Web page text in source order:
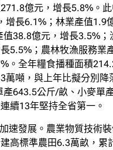
億元，增長5.8%。
增長6.1%；林業產值1.9
值38.8億元，增長3.5%；
5.5%；農林牧漁服務業
。全年糧食播種面積
萬噸，與上年比擬分別降
產643.5公斤/畝、小麥單
續13年堅持全省第一。
速發展。農業物質技術
高標準農田6.3萬畝，累